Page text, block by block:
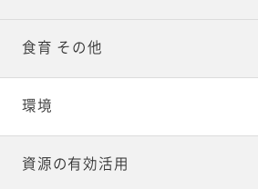
食育 その他
環境
資源の有効活用